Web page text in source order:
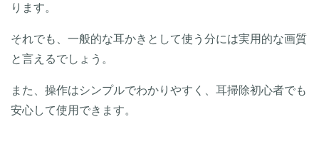
ります。
それでも、一般的な耳かきとして使う分には実用的な画質
と言えるでしょう。
また、操作はシンプルでわかりやすく、耳掃除初心者でも
安心して使用できます。